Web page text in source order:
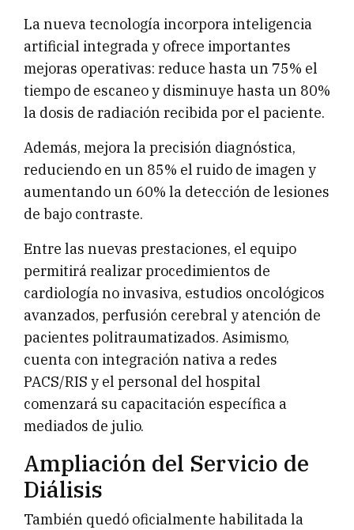
La nueva tecnología incorpora inteligencia
artificial integrada y ofrece importantes
mejoras operativas: reduce hasta un 75% el
tiempo de escaneo y disminuye hasta un 80%
la dosis de radiación recibida por el paciente.
Además, mejora la precisión diagnóstica,
reduciendo en un 85% el ruido de imagen y
aumentando un 60% la detección de lesiones
de bajo contraste.
Entre las nuevas prestaciones, el equipo
permitirá realizar procedimientos de
cardiología no invasiva, estudios oncológicos
avanzados, perfusión cerebral y atención de
pacientes politraumatizados. Asimismo,
cuenta con integración nativa a redes
PACS/RIS y el personal del hospital
comenzará su capacitación específica a
mediados de julio.
Ampliación del Servicio de
Diálisis
También quedó oficialmente habilitada la